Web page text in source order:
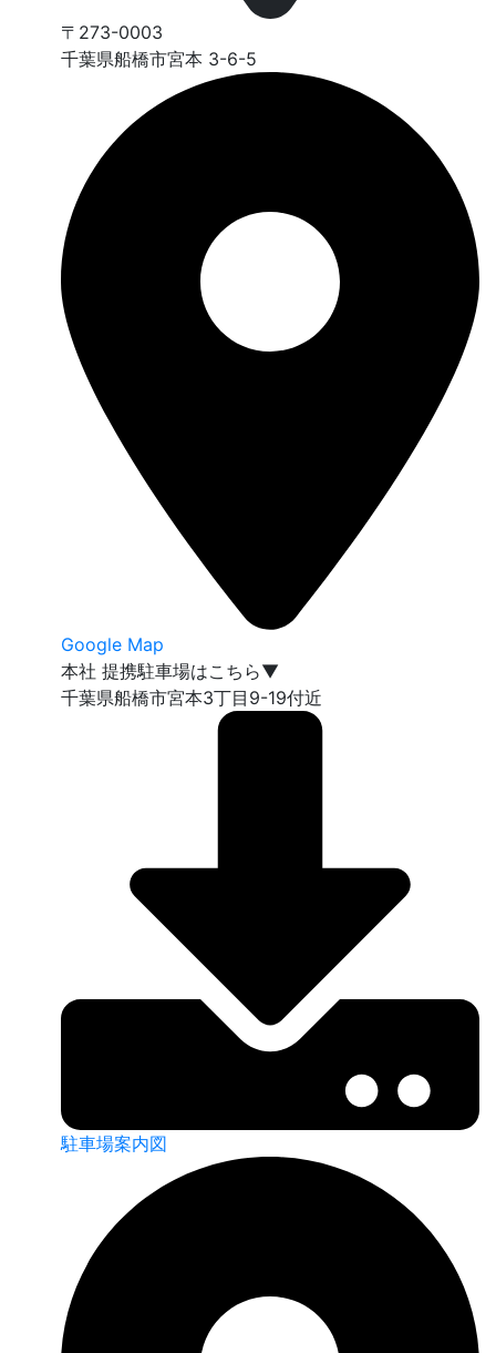
〒273-0003
千葉県船橋市宮本 3-6-5
Google Map
本社 提携駐車場はこちら▼
千葉県船橋市宮本3丁目9-19付近
駐車場案内図